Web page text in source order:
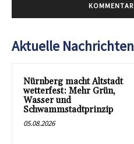
Aktuelle Nachrichten
Nürnberg macht Altstadt
wetterfest: Mehr Grün,
Wasser und
Schwammstadtprinzip
05.08.2026